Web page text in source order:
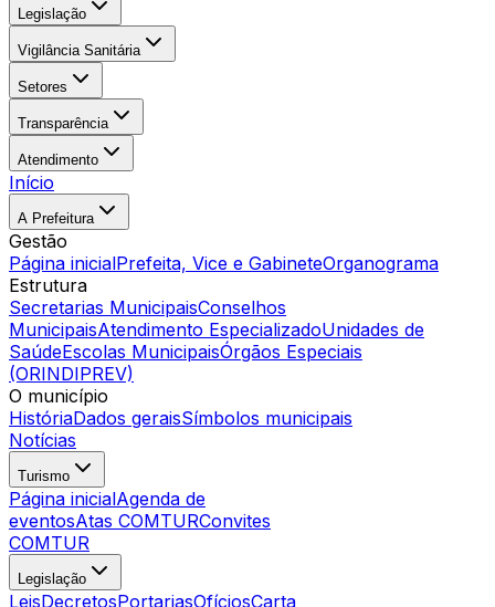
Legislação
Vigilância Sanitária
Setores
Transparência
Atendimento
Início
A Prefeitura
Gestão
Página inicialPrefeita, Vice e GabineteOrganograma
Estrutura
Secretarias MunicipaisConselhos
MunicipaisAtendimento EspecializadoUnidades de
SaúdeEscolas MunicipaisÓrgãos Especiais
(ORINDIPREV)
O município
HistóriaDados geraisSímbolos municipais
Notícias
Turismo
Página inicialAgenda de
eventosAtas COMTURConvites
COMTUR
Legislação
LeisDecretosPortariasOfíciosCarta